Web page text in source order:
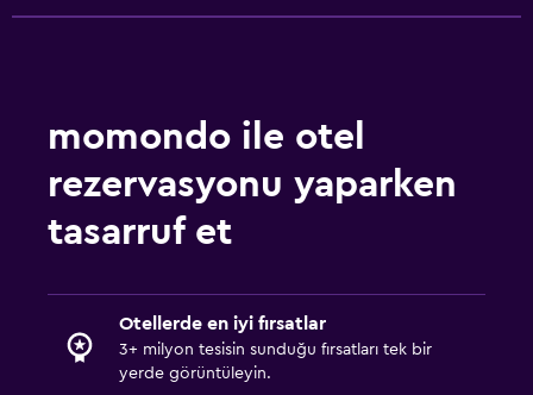
momondo ile otel
rezervasyonu yaparken
tasarruf et
Otellerde en iyi fırsatlar
3+ milyon tesisin sunduğu fırsatları tek bir
yerde görüntüleyin.